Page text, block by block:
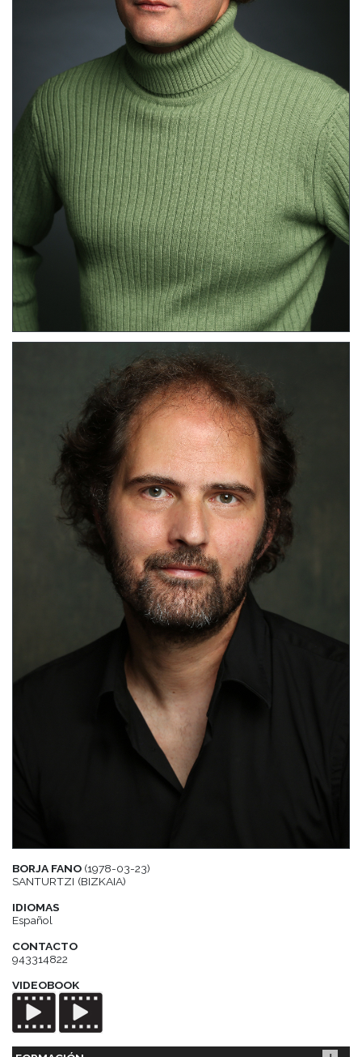
BORJA FANO (1978-03-23)
SANTURTZI (BIZKAIA)
IDIOMAS
Español
CONTACTO
943314822
VIDEOBOOK